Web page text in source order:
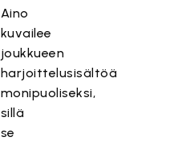
Aino
kuvailee
joukkueen
harjoittelusisältöä
monipuoliseksi,
sillä
se